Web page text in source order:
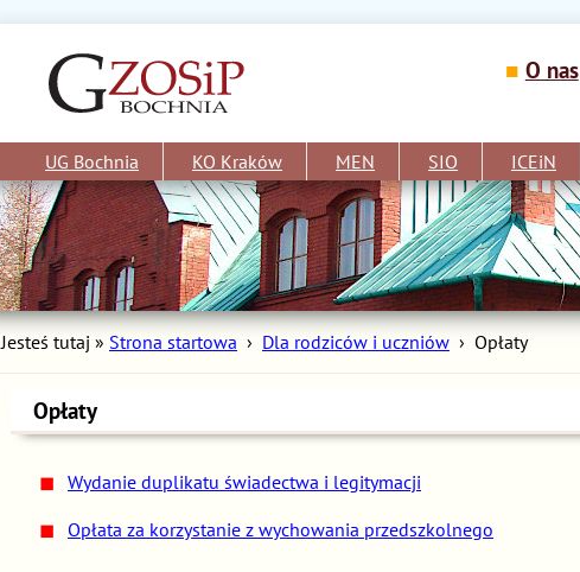
O nas
UG Bochnia KO Kraków MEN SIO ICEiN
Jesteś tutaj » Strona startowa › Dla rodziców i uczniów › Opłaty
Opłaty
Wydanie duplikatu świadectwa i legitymacji
Opłata za korzystanie z wychowania przedszkolnego